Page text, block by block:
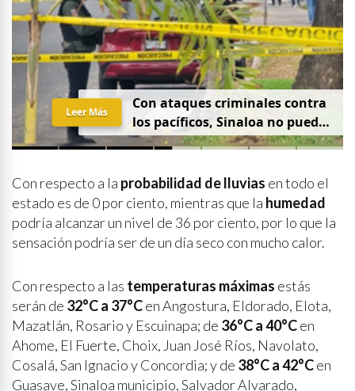
Con ataques criminales contra
los pacíficos, Sinaloa no puede
hablar de paz
Leer Más
Con respecto a la probabilidad de lluvias en todo el
estado es de 0 por ciento, mientras que la humedad
podría alcanzar un nivel de 36 por ciento, por lo que la
sensación podría ser de un día seco con mucho calor.
Con respecto a las temperaturas máximas estás
serán de 32°C a 37°Cen Angostura, Eldorado, Elota,
Mazatlán, Rosario y Escuinapa; de 36°C a 40°Cen
Ahome, El Fuerte, Choix, Juan José Ríos, Navolato,
Cosalá, San Ignacio y Concordia; y de 38°C a 42°Cen
Guasave, Sinaloa municipio, Salvador Alvarado,